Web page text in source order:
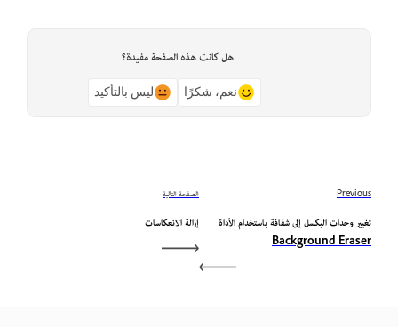
هل كانت هذه الصفحة مفيدة؟
نعم، شكرًا ليس بالتأكيد
Previous
تغيير وحدات البكسل إلى شفافة باستخدام الأداة
Background Eraser
الصفحة التالية
إزالة الانعكاسات